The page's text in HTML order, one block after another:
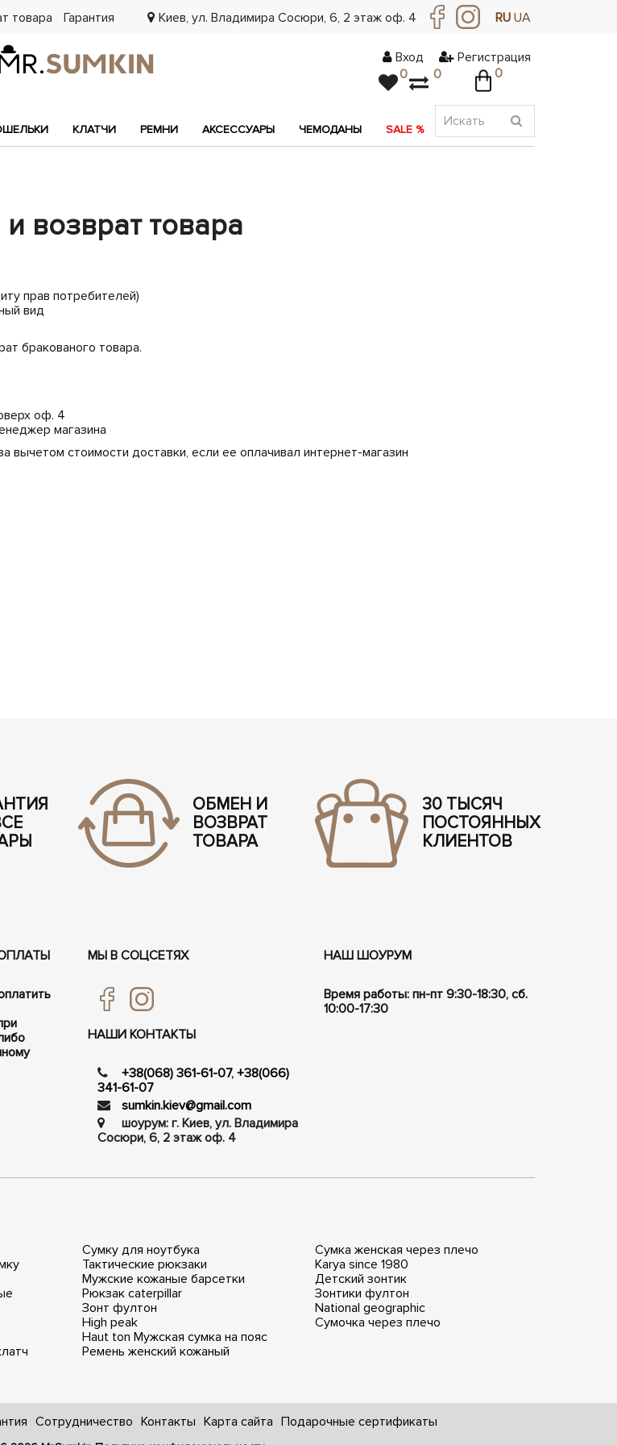
товара Гарантия RU UA
Киев, ул. Владимира Сосюри, ​​6, 2 этаж оф. 4
Вход
Регистрация
0
0 0
КЛАТЧИ РЕМНИ АКСЕССУАРЫ ЧЕМОДАНЫ SALE % АКЦИЯ
возврат товара
прав потребителей)
вид
бракованого товара.
оф. 4
магазина
стоимости доставки, если ее оплачивал интернет-магазин
ОБМЕН И
ВОЗВРАТ
ТОВАРА
30 ТЫСЯЧ
ПОСТОЯННЫХ
КЛИЕНТОВ
МЫ В СОЦСЕТЯХ
НАШИ КОНТАКТЫ
+38(068) 361-61-07, +38(066)
341-61-07
sumkin.kiev@gmail.com
шоурум: г. Киев, ул. Владимира
Сосюри, ​​6, 2 этаж оф. 4
НАШ ШОУРУМ
Время работы: пн-пт 9:30-18:30, сб.
10:00-17:30
Сумку для ноутбука
Тактические рюкзаки
Мужские кожаные барсетки
Рюкзак caterpillar
Зонт фултон
High peak
Haut ton Мужская сумка на пояс
Ремень женский кожаный
Сумка женская через плечо
Karya since 1980
Детский зонтик
Зонтики фултон
National geographic
Сумочка через плечо
Сотрудничество Контакты Карта сайта Подарочные сертификаты